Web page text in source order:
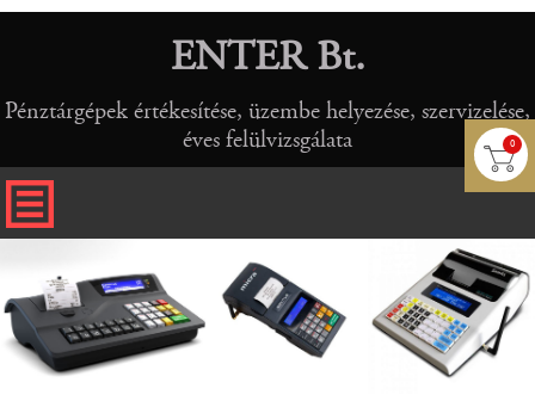
0
ENTER Bt.
Pénztárgépek értékesítése, üzembe helyezése, szervizelése,
éves felülvizsgálata